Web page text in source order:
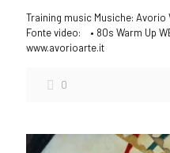
Training music Musiche:
Fonte video: • 80s Warm Up
www.avorioarte.it
0